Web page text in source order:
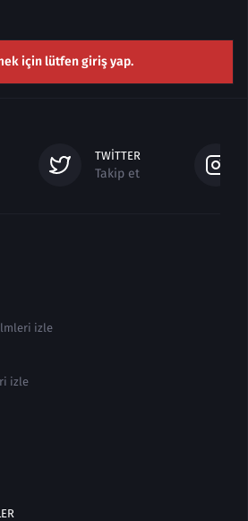
için lütfen giriş yap.
TWITTER
Takip et
izle
izle